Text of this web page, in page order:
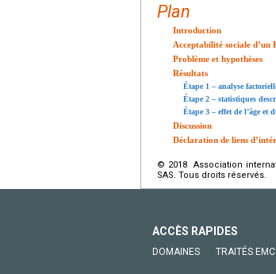
Plan
Introduction
Acceptabilité sociale d’un
Problème et hypothèses
Résultats
Étape 1 – analyse
Étape 2 – statistiques
Étape 3 – effet de l’âge et
Discussion
Déclaration de liens
© 2018 Association
SAS. Tous droits réservés.
ACCÈS RAPIDES
DOMAINES TRAITÉS EMC